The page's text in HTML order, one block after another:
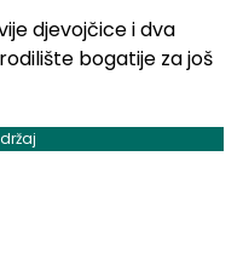
djevojčice i dva
bogatije za još